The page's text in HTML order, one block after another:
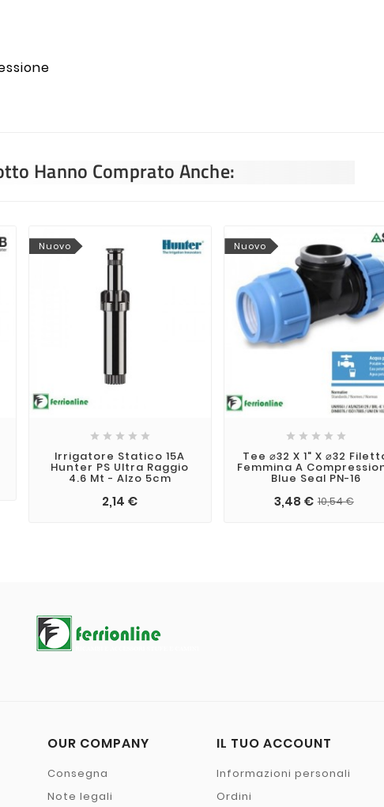
Hanno Comprato Anche:
Nuovo
    
Irrigatore Statico 15A
Hunter PS Ultra Raggio
4.6 Mt - Alzo 5cm
2,14 €
Nuovo
    
Tee ⌀32 X 1" X ⌀32
Femmina A
Blue Seal PN-16
3,48 € 10,54 €
OUR COMPANY
Consegna
Note legali
IL TUO ACCOUNT
Informazioni personali
Ordini